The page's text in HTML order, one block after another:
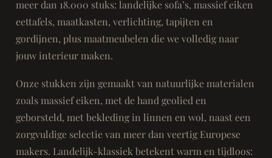
meer dan 18.000 stuks: landelijke sofa’s, massief eiken
eettafels, maatkasten, verlichting, tapijten en
gordijnen, plus maatmeubelen die we volledig naar
jouw interieur maken.
Onze stukken zijn gemaakt van natuurlijke materialen
zoals massief eiken, met de hand geolied en
geborsteld, met bekleding in linnen en wol, naast een
zorgvuldige selectie van meer dan veertig Europese
makers. Landelijk-klassiek betekent warm en tijdloos: